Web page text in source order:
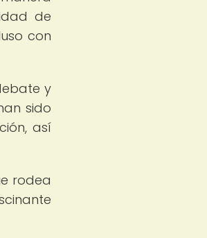
de
con
y
sido
así
rodea